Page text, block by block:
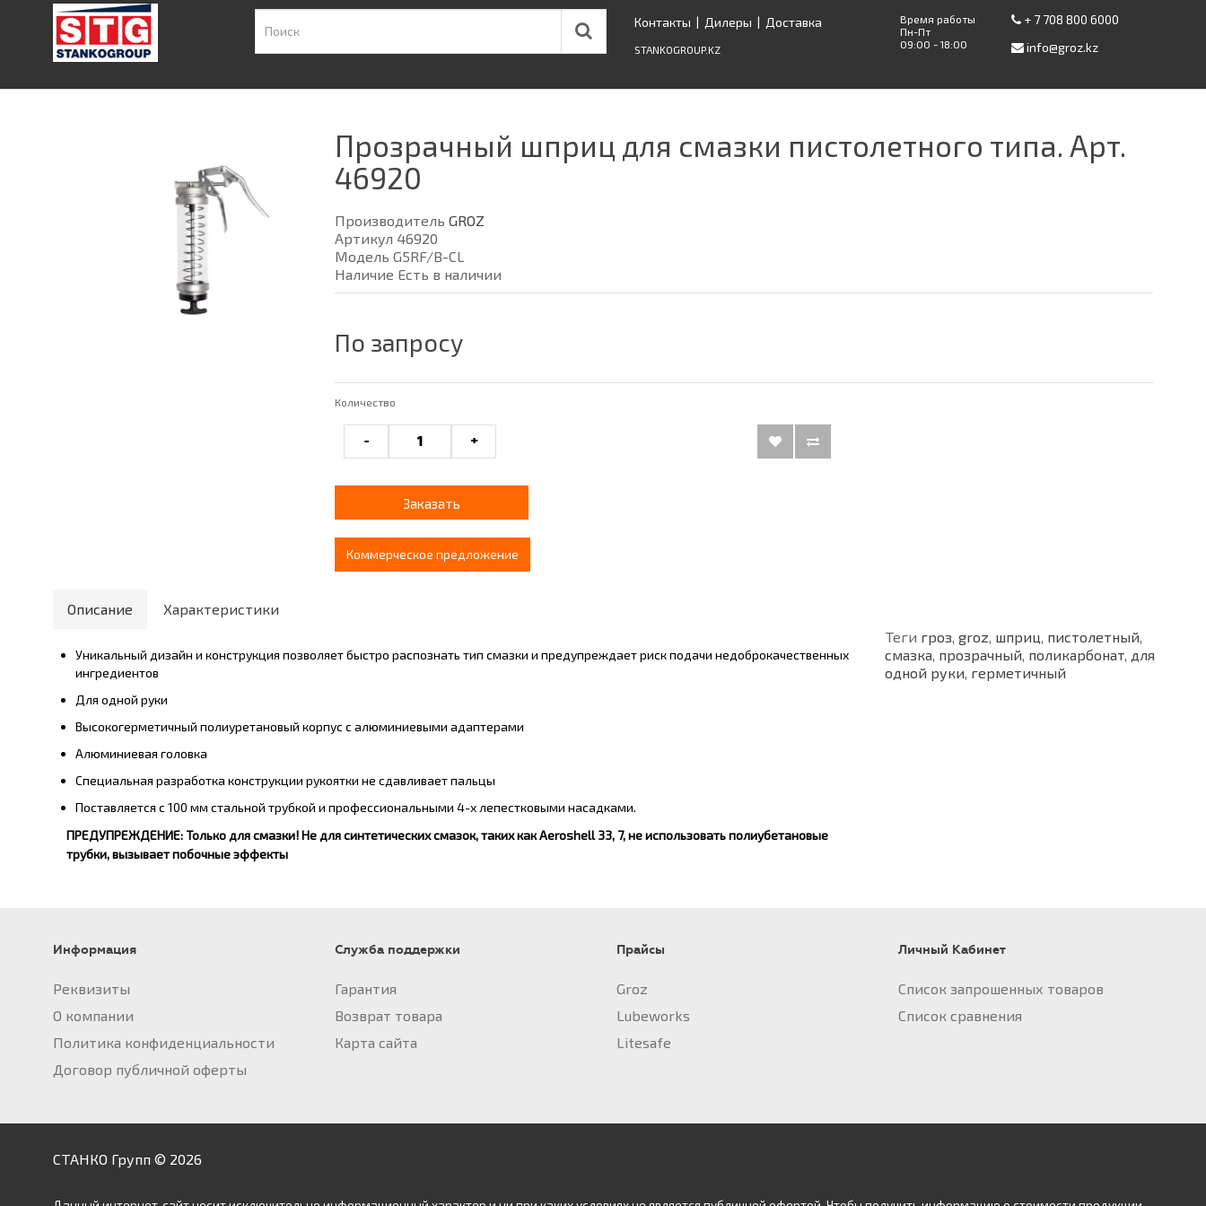
Контакты | Дилеры | Доставка
STANKOGROUP.KZ
Время работы
Пн-Пт
09:00 - 18:00
+ 7 708 800 6000
info@groz.kz
Прозрачный шприц для смазки пистолетного типа. Арт.
46920
Производитель GROZ
Артикул 46920
Модель G5RF/B-CL
Наличие Есть в наличии
По запросу
Количество
- +
Заказать
Коммерческое предложение
Описание Характеристики
Уникальный дизайн и конструкция позволяет быстро распознать тип смазки и предупреждает риск подачи недоброкачественных
ингредиентов
Для одной руки
Высокогерметичный полиуретановый корпус с алюминиевыми адаптерами
Алюминиевая головка
Специальная разработка конструкции рукоятки не сдавливает пальцы
Поставляется с 100 мм стальной трубкой и профессиональными 4-х лепестковыми насадками.
ПРЕДУПРЕЖДЕНИЕ: Только для смазки! Не для синтетических смазок, таких как Aeroshell 33, 7, не использовать полиубетановые
трубки, вызывает побочные эффекты
Теги гроз, groz, шприц, пистолетный,
смазка, прозрачный, поликарбонат, для
одной руки, герметичный
Информация
Реквизиты
О компании
Политика конфиденциальности
Договор публичной оферты
Служба поддержки
Гарантия
Возврат товара
Карта сайта
Прайсы
Groz
Lubeworks
Litesafe
Личный Кабинет
Список запрошенных товаров
Список сравнения
СТАНКО Групп © 2026